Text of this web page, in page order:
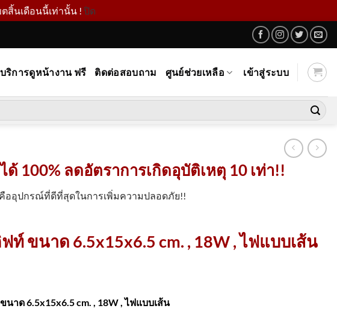
ตสิ้นเดือนนี้เท่านั้น !ปิด
บริการดูหน้างาน ฟรี ติดต่อสอบถาม ศูนย์ช่วยเหลือ เข้าสู่ระบบ
ลดอัตราการเกิดอุบัติเหตุ 10 เท่า!!
ออุปกรณ์ที่ดีที่สุดในการเพิ่มความปลอดภัย!!
ขนาด 6.5x15x6.5 cm. , 18W , ไฟแบบเส้น
.
าด 6.5x15x6.5 cm. , 18W , ไฟแบบเส้น